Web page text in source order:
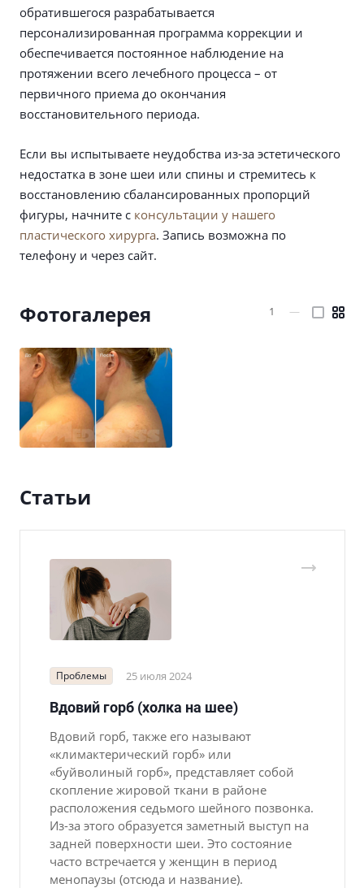
обратившегося разрабатывается
персонализированная программа коррекции и
обеспечивается постоянное наблюдение на
протяжении всего лечебного процесса – от
первичного приема до окончания
восстановительного периода.
Если вы испытываете неудобства из-за эстетического
недостатка в зоне шеи или спины и стремитесь к
восстановлению сбалансированных пропорций
фигуры, начните с консультации у нашего
пластического хирурга. Запись возможна по
телефону и через сайт.
Фотогалерея 1 —
Статьи
Проблемы 25 июля 2024
Вдовий горб (холка на шее)
Вдовий горб, также его называют
«климактерический горб» или
«буйволиный горб», представляет собой
скопление жировой ткани в районе
расположения седьмого шейного позвонка.
Из-за этого образуется заметный выступ на
задней поверхности шеи. Это состояние
часто встречается у женщин в период
менопаузы (отсюда и название).